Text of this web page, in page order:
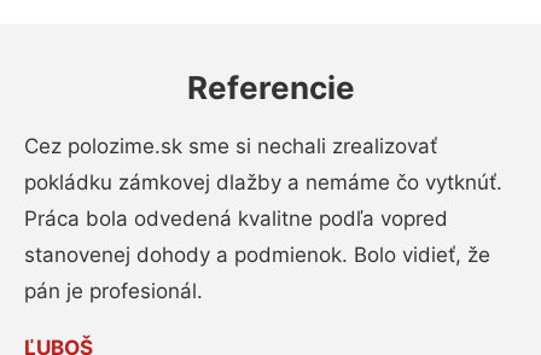
Referencie
Cez polozime.sk sme si nechali zrealizovať
pokládku zámkovej dlažby a nemáme čo vytknúť.
Práca bola odvedená kvalitne podľa vopred
stanovenej dohody a podmienok. Bolo vidieť, že
pán je profesionál.
ĽUBOŠ